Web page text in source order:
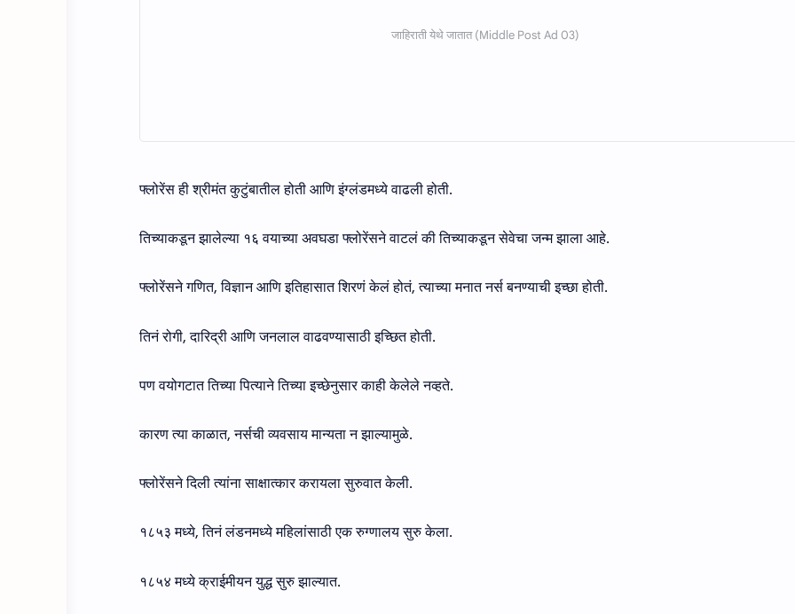
फ्लोरेंस ही श्रीमंत कुटुंबातील होती आणि इंग्लंडमध्ये वाढली होती.
तिच्याकडून झालेल्या १६ वयाच्या अवघडा फ्लोरेंसने वाटलं की तिच्याकडून सेवेचा जन्म झाला आहे.
फ्लोरेंसने गणित, विज्ञान आणि इतिहासात शिरणं केलं होतं, त्याच्या मनात नर्स बनण्याची इच्छा होती.
तिनं रोगी, दारिद्री आणि जनलाल वाढवण्यासाठी इच्छित होती.
पण वयोगटात तिच्या पित्याने तिच्या इच्छेनुसार काही केलेले नव्हते.
कारण त्या काळात, नर्सची व्यवसाय मान्यता न झाल्यामुळे.
फ्लोरेंसने दिली त्यांना साक्षात्कार करायला सुरुवात केली.
१८५३ मध्ये, तिनं लंडनमध्ये महिलांसाठी एक रुग्णालय सुरु केला.
१८५४ मध्ये क्राईमीयन युद्ध सुरु झाल्यात.